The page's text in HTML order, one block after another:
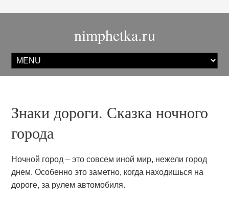
nimphetka.ru
Знаки дороги. Сказка ночного
города
Ночной город – это совсем иной мир, нежели город
днем. Особенно это заметно, когда находишься на
дороге, за рулем автомобиля.